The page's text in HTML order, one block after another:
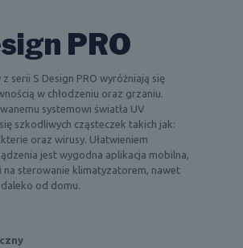
PRO
serii S Design PRO wyróżniają się
w chłodzeniu oraz grzaniu.
systemowi światła UV
szkodliwych cząsteczek takich jak:
oraz wirusy. Ułatwieniem
jest wygodna aplikacja mobilna,
sterowanie klimatyzatorem, nawet
od domu.